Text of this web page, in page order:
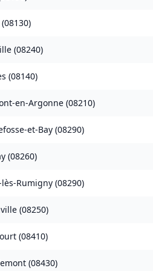
(08130)
(08240)
(08140)
en-Argonne (08210)
et-Bay (08290)
(08260)
lès-Rumigny (08290)
(08250)
(08410)
(08430)